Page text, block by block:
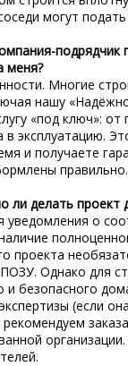
могут подать
подрядчик
меня?
Многие
нашу
«под ключ»:
в эксплуатацию.
и получаете
правильно.
ли делать проект
уведомления о
проекта
Однако для
и безопасного
(если